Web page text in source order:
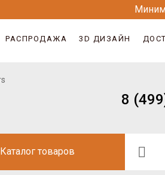
РАСПРОДАЖА 3D ДИЗАЙН
8
Каталог товаров